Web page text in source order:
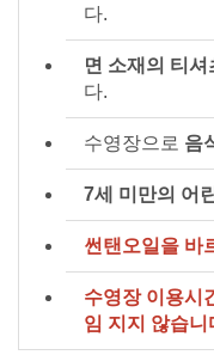
다.
면 소재의 티
다.
수영장으로 음
7세 미만의 어
썬탠오일을 바
수영장 이용시
임 지지 않습니